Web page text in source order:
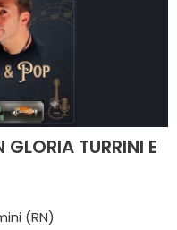
TURRINI E
(RN)